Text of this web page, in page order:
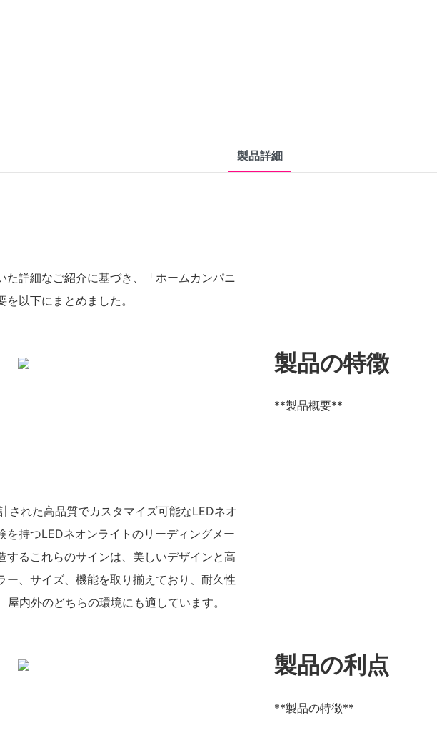
製品詳細
詳細なご紹介に基づき、「ホームカンパニ
以下にまとめました。
製品の特徴
**製品概要**
された高品質でカスタマイズ可能なLEDネオ
を持つLEDネオンライトのリーディングメー
するこれらのサインは、美しいデザインと高
、サイズ、機能を取り揃えており、耐久性
内外のどちらの環境にも適しています。
製品の利点
**製品の特徴**